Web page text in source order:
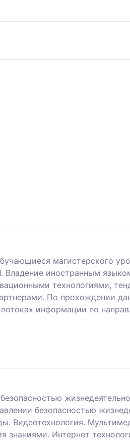
магистерского
иностранным
технологиями,
По прохождении
информации по
безопасностью
Видеотехнология.
знаниями. Интернет